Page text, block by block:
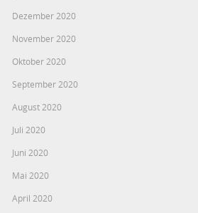
Dezember 2020
November 2020
Oktober 2020
September 2020
August 2020
Juli 2020
Juni 2020
Mai 2020
April 2020